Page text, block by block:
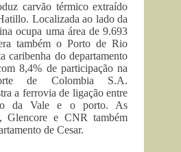
carvão térmico extraído
Localizada ao lado da
ocupa uma área de 9.693
também o Porto de Rio
caribenha do departamento
8,4% de participação na
de Colombia S.A.
a ferrovia de ligação entre
da Vale e o porto. As
Glencore e CNR também
de Cesar.